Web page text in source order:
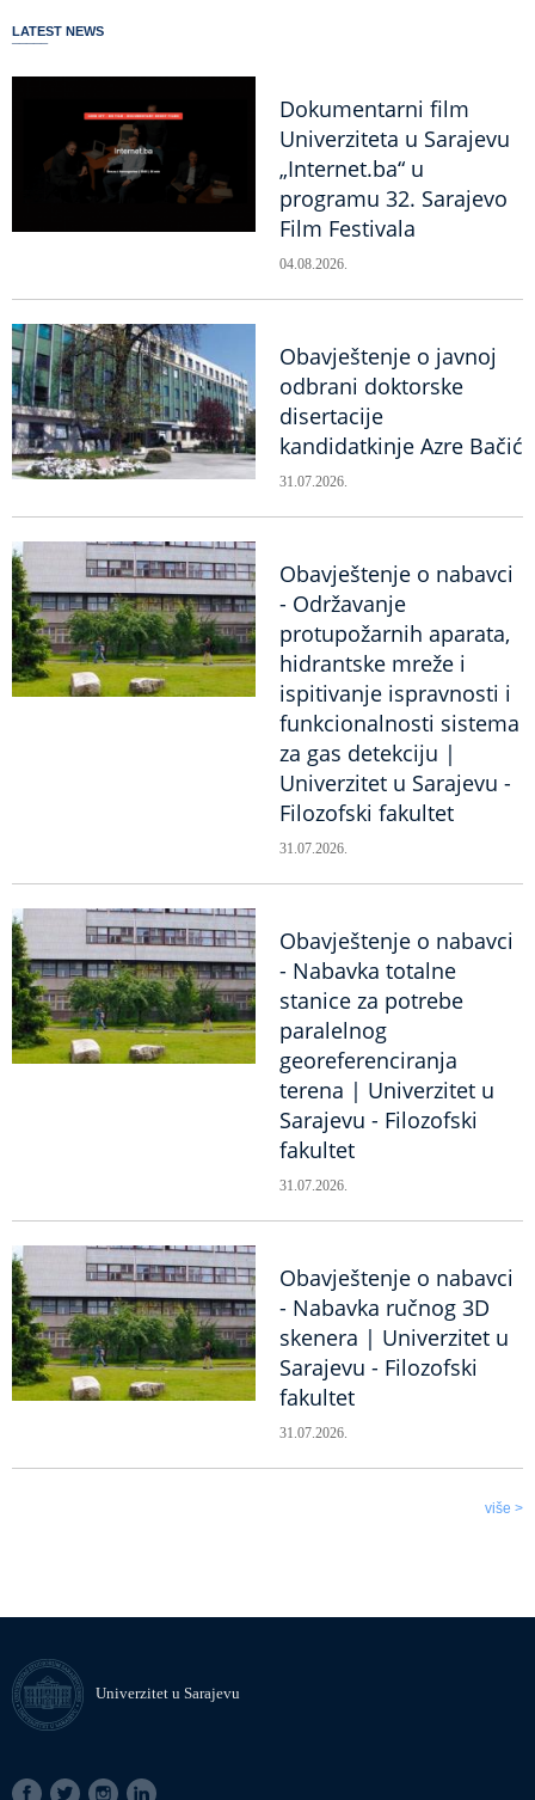
LATEST NEWS
Dokumentarni film
Univerziteta u Sarajevu
„Internet.ba“ u
programu 32. Sarajevo
Film Festivala
04.08.2026.
Obavještenje o javnoj
odbrani doktorske
disertacije
kandidatkinje Azre Bačić
31.07.2026.
Obavještenje o nabavci
- Održavanje
protupožarnih aparata,
hidrantske mreže i
ispitivanje ispravnosti i
funkcionalnosti sistema
za gas detekciju |
Univerzitet u Sarajevu -
Filozofski fakultet
31.07.2026.
Obavještenje o nabavci
- Nabavka totalne
stanice za potrebe
paralelnog
georeferenciranja
terena | Univerzitet u
Sarajevu - Filozofski
fakultet
31.07.2026.
Obavještenje o nabavci
- Nabavka ručnog 3D
skenera | Univerzitet u
Sarajevu - Filozofski
fakultet
31.07.2026.
više >
Univerzitet u Sarajevu
SOCIAL